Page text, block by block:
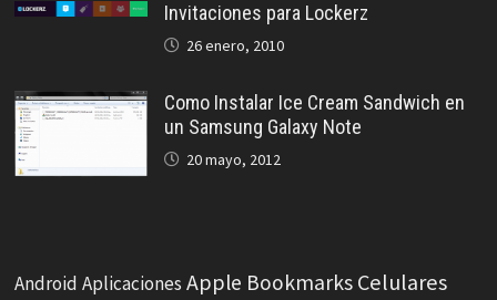
Invitaciones para Lockerz
26 enero, 2010
Como Instalar Ice Cream Sandwich en
un Samsung Galaxy Note
20 mayo, 2012
Android Aplicaciones Apple Bookmarks Celulares